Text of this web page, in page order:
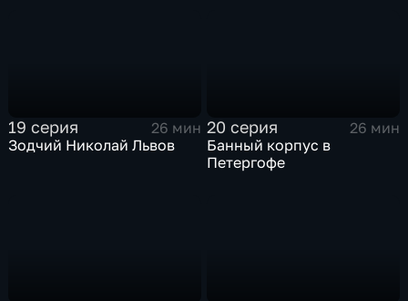
19 серия
26 мин
Зодчий Николай Львов
20 серия
26 мин
Банный корпус в
Петергофе